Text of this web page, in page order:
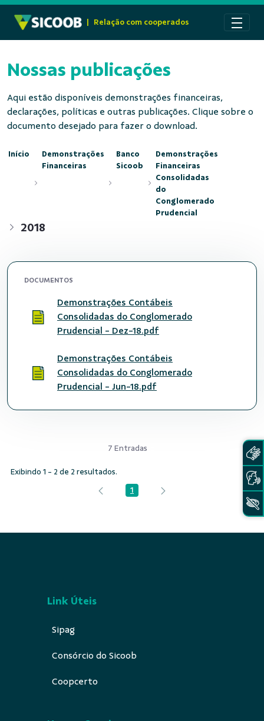
Relação com cooperados
Nossas publicações
Aqui estão disponíveis demonstrações financeiras,
declarações, políticas e outras publicações. Clique sobre o
documento desejado para fazer o download.
Início
Demonstrações
Financeiras
Banco
Sicoob
Demonstrações
Financeiras
Consolidadas
do
Conglomerado
Prudencial
2018
DOCUMENTOS
Demonstrações Contábeis
Consolidadas do Conglomerado
Prudencial - Dez-18.pdf
Demonstrações Contábeis
Consolidadas do Conglomerado
Prudencial - Jun-18.pdf
7 Entradas
Exibindo 1 - 2 de 2 resultados.
Página
1
Link Úteis
Sipag
Consórcio do Sicoob
Coopcerto